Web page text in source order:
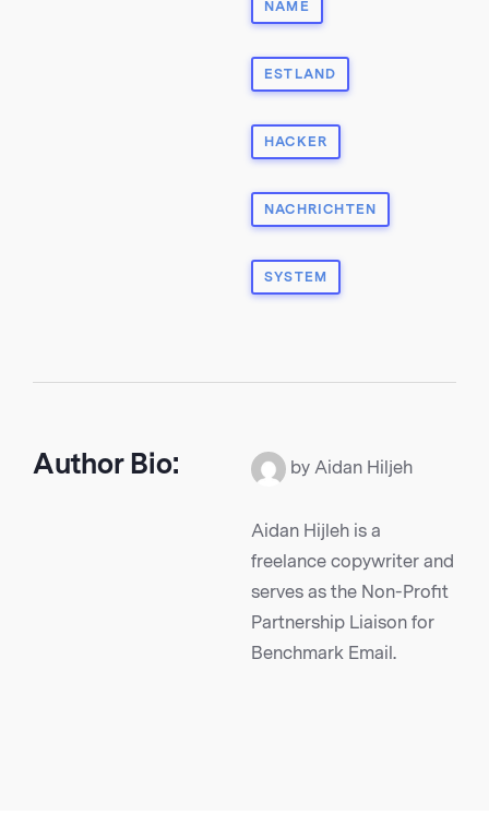
NAME
ESTLAND
HACKER
NACHRICHTEN
SYSTEM
Author Bio: by Aidan Hiljeh
Aidan Hijleh is a
freelance copywriter and
serves as the Non-Profit
Partnership Liaison for
Benchmark Email.